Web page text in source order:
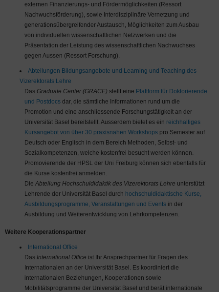
externen Finanzierungs- und Fördermöglichkeiten (Ressort
Nachwuchsförderung), sowie Interdisziplinäre Vernetzung und
generationsübergreifender Austausch, Möglichkeiten zum Ausbau
von individuellen wissenschaftlichen Netzwerken und die
Präsentation der Leistung des wissenschaftlichen Nachwuchses
gegen Aussen (Ressort Forschung).
Abteilungen Bildungsangebote und Learning und Teaching des
Vizerektorats Lehre
Das Graduate Center (GRACE) stellt eine Plattform für Doktorierende
und Postdocs dar, die sämtliche Informationen rund um die
Promotion und eine anschliessende Forschungstätigkeit an der
Universität Basel bereitstellt. Ausserdem bietet es ein reichhaltiges
Kursangebot von über 30 praxisnahen Workshops pro Semester auf
Deutsch oder Englisch in dem Bereich Methoden, Selbst- und
Sozialkompetenzen, welche kostenfrei besucht werden können.
Promovierende der HPSL der Uni Freiburg können sich ebenfalls für
die Kurse kostenfrei anmelden.
Die Abteilung Hochschuldidaktik des Vizerektorats Lehre unterstützt
Lehrende der Universität Basel durch hochschuldidaktische Kurse,
Ausbildungsprogramme, Veranstaltungen und Events in der
Ausbildung und Weiterentwicklung von Lehrkompetenzen.
Weitere Kooperationspartner
International Office
Das International Office ist Ihr Ansprechpartner für Fragen des
Internationalen an der Universität Basel. Es koordiniert die
internationalen Beziehungen, Kooperationen sowie
Mobilitätsprogramme der Universität Basel und berät internationale